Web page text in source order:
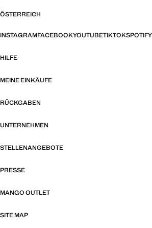
ÖSTERREICH
INSTAGRAMFACEBOOKYOUTUBETIKTOKSPOTIFY
HILFE
MEINE EINKÄUFE
RÜCKGABEN
UNTERNEHMEN
STELLENANGEBOTE
PRESSE
MANGO OUTLET
SITE MAP